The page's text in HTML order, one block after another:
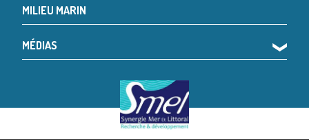
MILIEU MARIN
MÉDIAS ❯